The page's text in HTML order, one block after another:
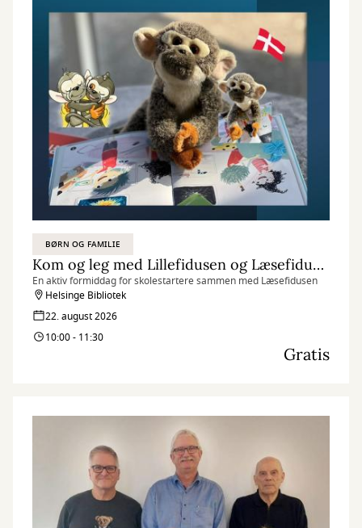
BØRN OG FAMILIE
Kom og leg med Lillefidusen og Læsefidusen
En aktiv formiddag for skolestartere sammen med Læsefidusen
Helsinge Bibliotek
22. august 2026
10:00 - 11:30
Gratis